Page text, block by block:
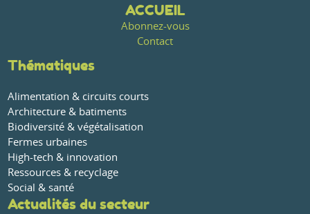
ACCUEIL
Abonnez-vous
Contact
Thématiques
Alimentation & circuits courts
Architecture & batiments
Biodiversité & végétalisation
Fermes urbaines
High-tech & innovation
Ressources & recyclage
Social & santé
Actualités du secteur